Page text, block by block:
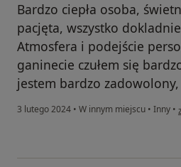
Bardzo ciepła osoba,
pacjęta, wszystko
Atmosfera i podejście
ganinecie czułem się
jestem bardzo
3 lutego 2024 • W innym miejscu • Inny •